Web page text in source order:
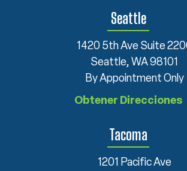
Seattle
1420 5th Ave Suite
Seattle, WA 98101
By Appointment Only
Obtener Direcciones
Tacoma
1201 Pacific Ave